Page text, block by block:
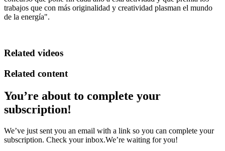
trabajos que con más originalidad y creatividad plasman el mundo
de la energía".
Related videos
Related content
You’re about to complete your
subscription!
We’ve just sent you an email with a link so you can complete your
subscription. Check your inbox.We’re waiting for you!